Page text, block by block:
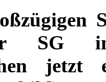
SG in
jetzt